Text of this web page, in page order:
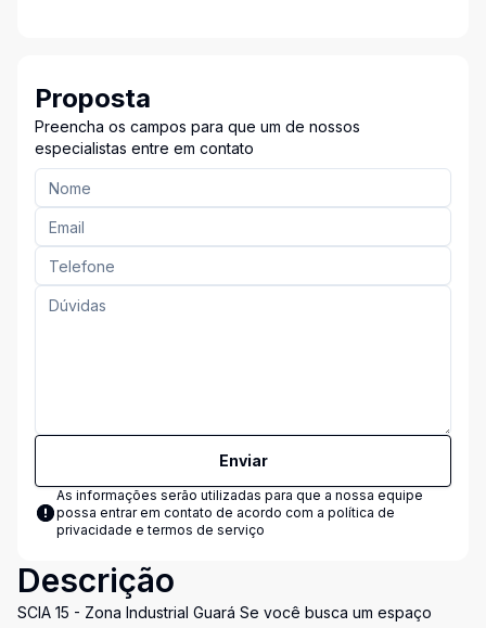
Proposta
Preencha os campos para que um de nossos
especialistas entre em contato
Enviar
As informações serão utilizadas para que a nossa equipe
possa entrar em contato de acordo com a política de
privacidade e termos de serviço
Descrição
SCIA 15 - Zona Industrial Guará Se você busca um espaço